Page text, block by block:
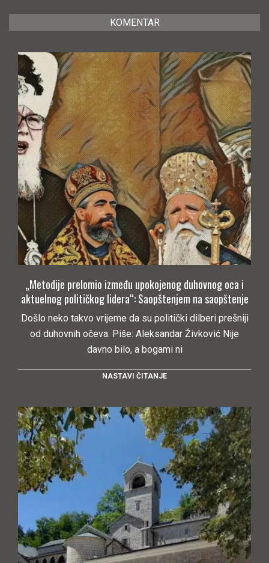
KOMENTAR
„Metodije prelomio između upokojenog duhovnog oca i
aktuelnog političkog lidera“: Saopštenjem na saopštenje
Došlo neko takvo vrijeme da su politički dilberi prešniji
od duhovnih očeva. Piše: Aleksandar Živković Nije
davno bilo, a bogami ni
NASTAVI ČITANJE